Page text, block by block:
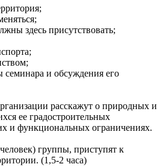
здесь присутствовать;
семинара и обсуждения его
расскажут о природных и
ее градостроительных
и функциональных ограничениях.
группы, приступят к
(1,5-2 часа)